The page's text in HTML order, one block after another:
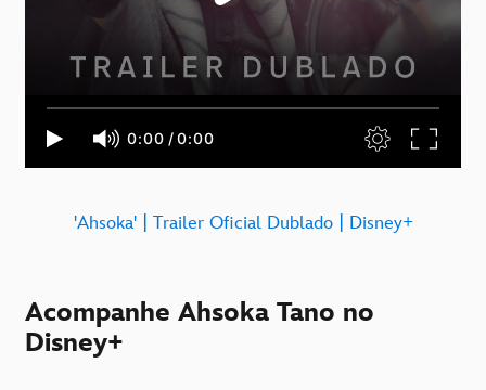
'Ahsoka' | Trailer Oficial Dublado | Disney+
Acompanhe Ahsoka Tano no
Disney+